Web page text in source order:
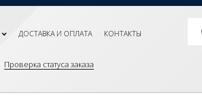
ДОСТАВКА И ОПЛАТА КОНТАКТЫ
Проверка статуса заказа